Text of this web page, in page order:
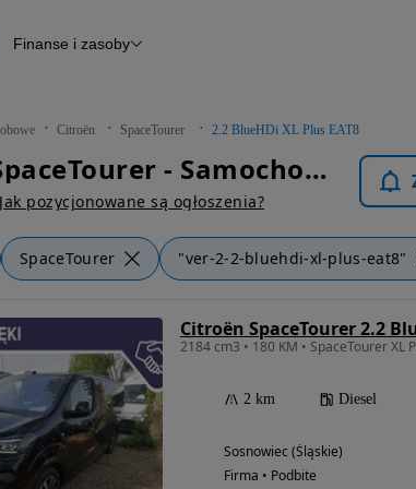
Raport z inspekcji
Otomoto News
Finanse i zasoby
Citroën SpaceTourer 2.2 BlueHDi XL Plus EAT8
Citroën SpaceTourer - Samochody Osobowe
Jak pozycjonowane są ogłoszenia?
SpaceTourer "ver-2-2-bluehdi-xl-plus-eat8"
Citroën SpaceTourer 2.2
2 km Diesel
Sosnowiec (Śląskie)
Firma • Podbite